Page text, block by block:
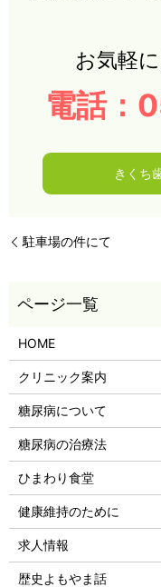
お気軽
電話：
きくち
駐車場の件にて
HOME
クリニック案内
糖尿病について
糖尿病の治療法
ひまわり食堂
健康維持のために
求人情報
歴史よもやま話